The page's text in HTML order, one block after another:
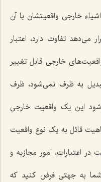
خارجی واقعیتشان با آن
می‌دهد تفاوت دارد، اعتبار
خارجی قابل تغییر
به ظرف نمی‌شود، ظرف
این یک واقعیت خارجی
قائل به یک نوع واقعیت
اعتبارات، امور مجازیه و
شما به جهتی فرض کنید که